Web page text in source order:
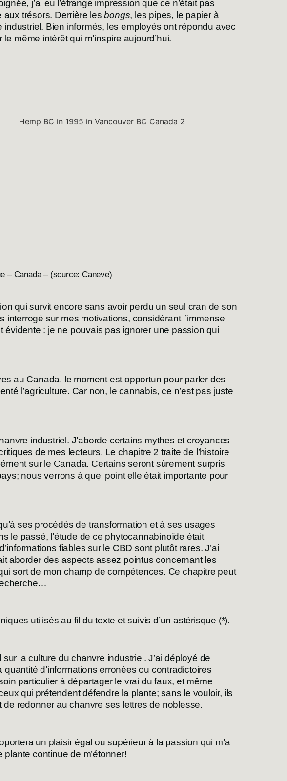
j’ai eu l’étrange impression que ce n’était pas
aux trésors. Derrière lesbongs, les pipes, le papier à
Bien informés, les employés ont répondu avec
même intérêt qui m’inspire aujourd’hui.
– Canada – (source: Caneve)
qui survit encore sans avoir perdu un seul cran de son
sur mes motivations, considérant l’immense
: je ne pouvais pas ignorer une passion qui
au Canada, le moment est opportun pour parler des
l’agriculture. Car non, le cannabis, ce n’est pas juste
industriel. J’aborde certains mythes et croyances
de mes lecteurs. Le chapitre 2 traite de l’histoire
sur le Canada. Certains seront sûrement surpris
nous verrons à quel point elle était importante pour
ses procédés de transformation et à ses usages
le passé, l’étude de ce phytocannabinoïde était
fiables sur le CBD sont plutôt rares. J’ai
aborder des aspects assez pointus concernant les
sort de mon champ de compétences. Ce chapitre peut
utilisés au fil du texte et suivis d’un astérisque (*).
la culture du chanvre industriel. J’ai déployé de
d’informations erronées ou contradictoires
particulier à départager le vrai du faux, et même
qui prétendent défendre la plante; sans le vouloir, ils
de redonner au chanvre ses lettres de noblesse.
un plaisir égal ou supérieur à la passion qui m’a
continue de m’étonner!